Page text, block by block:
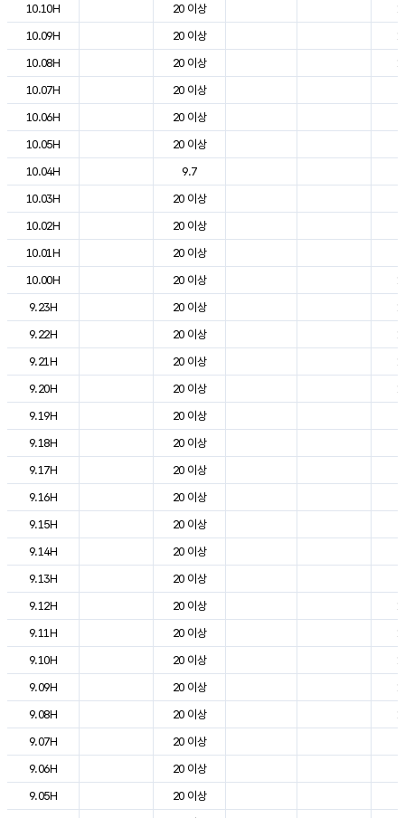
10.10H
20 이상
10.09H
20 이상
10.08H
20 이상
10.07H
20 이상
10.06H
20 이상
10.05H
20 이상
10.04H
9.7
10.03H
20 이상
10.02H
20 이상
10.01H
20 이상
10.00H
20 이상
9.23H
20 이상
9.22H
20 이상
9.21H
20 이상
9.20H
20 이상
9.19H
20 이상
9.18H
20 이상
9.17H
20 이상
9.16H
20 이상
9.15H
20 이상
9.14H
20 이상
9.13H
20 이상
9.12H
20 이상
9.11H
20 이상
9.10H
20 이상
9.09H
20 이상
9.08H
20 이상
9.07H
20 이상
9.06H
20 이상
9.05H
20 이상